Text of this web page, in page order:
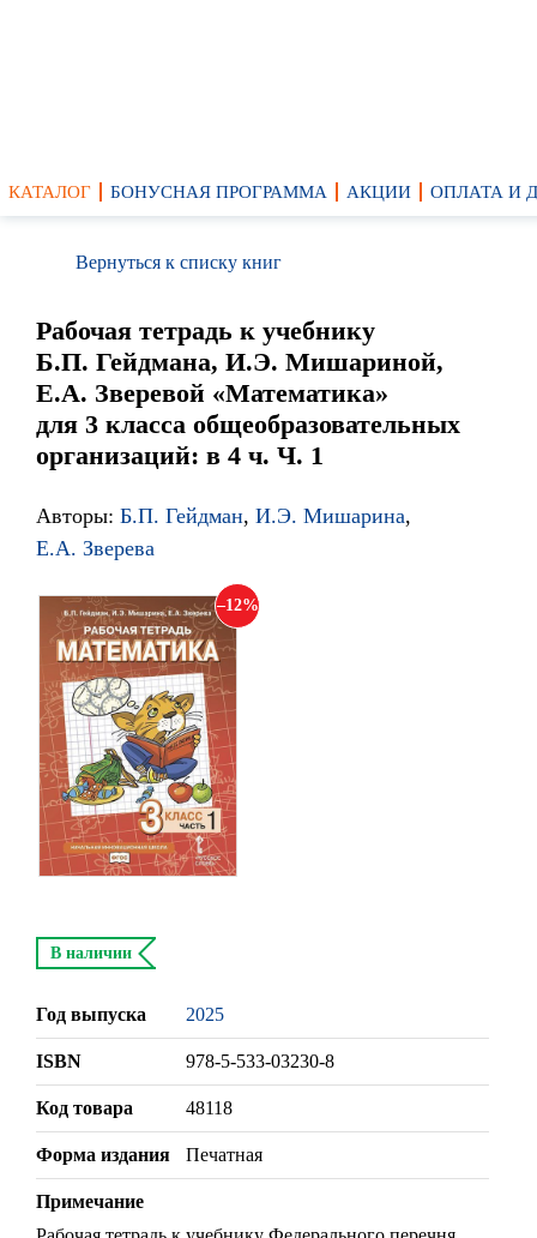
КАТАЛОГ БОНУСНАЯ ПРОГРАММА АКЦИИ ОПЛАТА И
Вернуться к списку книг
Рабочая тетрадь к учебнику
Б.П. Гейдмана, И.Э. Мишариной,
Е.А. Зверевой «Математика»
для 3 класса общеобразовательных
организаций: в 4 ч. Ч. 1
Авторы: Б.П. Гейдман, И.Э. Мишарина,
Е.А. Зверева
12
В наличии
Год выпуска 2025
ISBN 978-5-533-03230-8
Код товара 48118
Форма издания Печатная
Примечание